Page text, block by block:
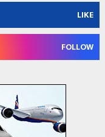
LIKE
FOLLOW